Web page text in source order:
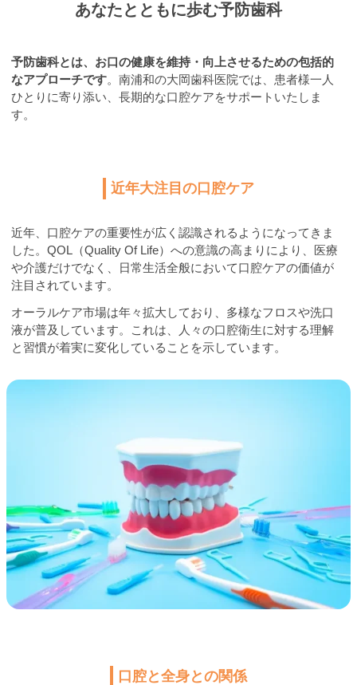
あなたとともに歩む予防歯科
予防歯科とは、お口の健康を維持・向上させるための包括的
なアプローチです。南浦和の大岡歯科医院では、患者様一人
ひとりに寄り添い、長期的な口腔ケアをサポートいたしま
す。
近年大注目の口腔ケア
近年、口腔ケアの重要性が広く認識されるようになってきま
した。QOL（Quality Of Life）への意識の高まりにより、医療
や介護だけでなく、日常生活全般において口腔ケアの価値が
注目されています。
オーラルケア市場は年々拡大しており、多様なフロスや洗口
液が普及しています。これは、人々の口腔衛生に対する理解
と習慣が着実に変化していることを示しています。
口腔と全身との関係